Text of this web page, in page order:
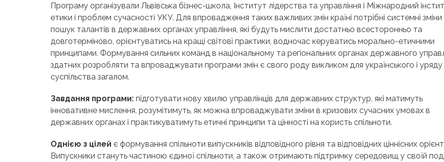
Програму організували Львівська бізнес-школа, Інститут лідерства та управління і Міжнародний
етики і проблем сучасності УКУ. Для впровадження таких важливих змін країні потрібні системні зміни
пошук талантів в державних органах управління, які будуть мислити достатньо всесторонньо та
довготерміново, орієнтуватись на кращі світові практики, водночас керуватись морально-етичними
принципами. Формування сильних команд в національному та регіональних органах державного
здатних розробляти та впроваджувати програми змін є свого роду викликом для українського і уряду
суспільства загалом.
Завдання програми: підготувати нову хвилю управлінців для державних структур, які матимуть
інновативне мислення, розумітимуть, як можна впроваджувати зміни в кризових сучасних умовах в
державних органах і практикуватимуть етичні принципи та цінності на користь спільноти.
Однією з цілей є формування спільноти випускників відповідного рівня та відповідних ціннісних
Випускники стануть частиною єдиної спільноти, а також отримають підтримку середовищ у своїй